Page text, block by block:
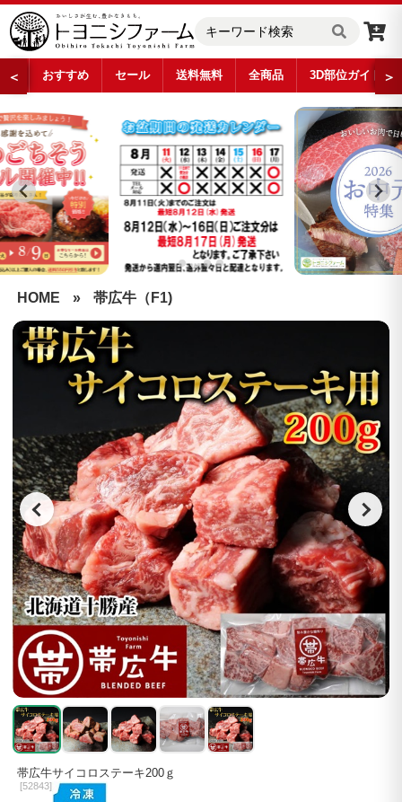
＜ おすすめ セール 送料無料 全商品 3D部位ガイド ＞
HOME » 帯広牛（F1)
帯広牛サイコロステーキ200ｇ
[52843]